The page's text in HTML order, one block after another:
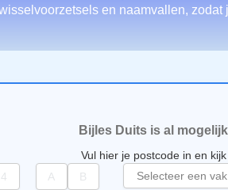
en naamvallen,
Bijles Duits is al
Vul hier je postcode in en